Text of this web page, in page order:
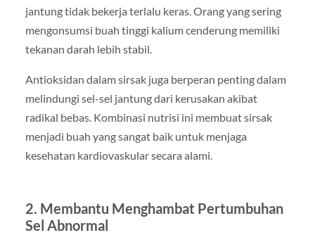
jantung tidak bekerja terlalu keras. Orang yang sering
mengonsumsi buah tinggi kalium cenderung memiliki
tekanan darah lebih stabil.
Antioksidan dalam sirsak juga berperan penting dalam
melindungi sel-sel jantung dari kerusakan akibat
radikal bebas. Kombinasi nutrisi ini membuat sirsak
menjadi buah yang sangat baik untuk menjaga
kesehatan kardiovaskular secara alami.
2. Membantu Menghambat Pertumbuhan
Sel Abnormal